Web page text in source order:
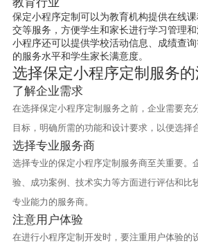
保定小程序定制可以为教育机构提供在线
交等服务，方便学生和家长进行学习管理和
小程序还可以提供学校活动信息、成绩查
的服务水平和学生家长满意度。
选择保定小程序定制服务
了解企业需求
在选择保定小程序定制服务之前，企业需要充
目标，明确所需的功能和设计要求，以便选择
选择专业服务商
选择专业的保定小程序定制服务商至关重要。
验、成功案例、技术实力等方面进行评估和比
专业能力的服务商。
注意用户体验
在进行小程序定制开发时，要注重用户体验的